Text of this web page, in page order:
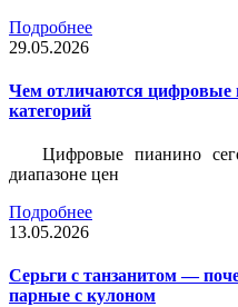
Подробнее
29.05.2026
Чем отличаются цифровые
категорий
Цифровые пианино
диапазоне цен
Подробнее
13.05.2026
Серьги с танзанитом —
парные с кулоном